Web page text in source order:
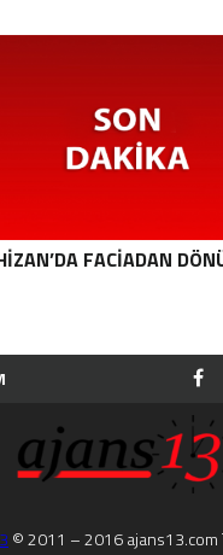
FACIADAN
© 2011 – 2016 ajans13.com